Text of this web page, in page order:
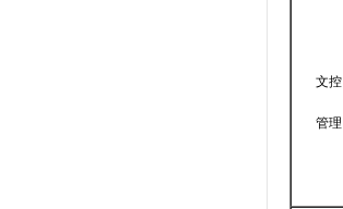
文控
管理